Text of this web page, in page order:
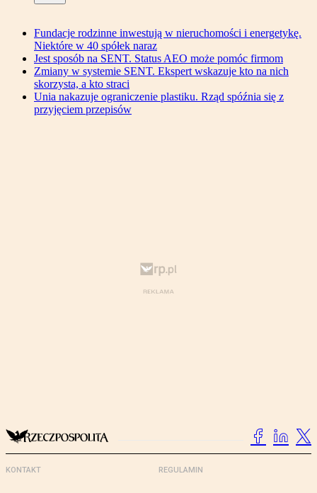
Fundacje rodzinne inwestują w nieruchomości i energetykę.
Niektóre w 40 spółek naraz
Jest sposób na SENT. Status AEO może pomóc firmom
Zmiany w systemie SENT. Ekspert wskazuje kto na nich
skorzysta, a kto straci
Unia nakazuje ograniczenie plastiku. Rząd spóźnia się z
przyjęciem przepisów
KONTAKT REGULAMIN